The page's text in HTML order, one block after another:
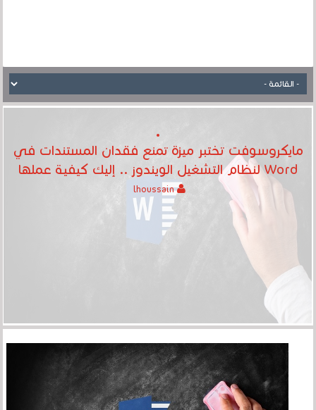
مايكروسوفت تختبر ميزة تمنع فقدان المستندات في
Word لنظام التشغيل الويندوز .. إليك كيفية عملها
lhoussain